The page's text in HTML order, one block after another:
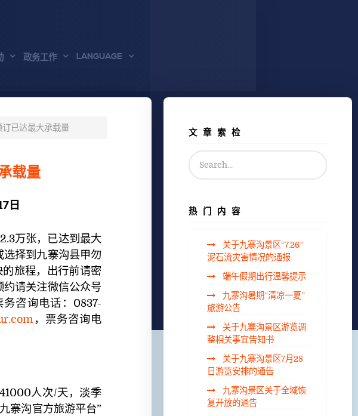
政务工作 LANGUAGE
已达最大承载量
载量
日
万张，已达到最大
择到九寨沟县甲勿
旅程，出行前请密
请关注微信公众号
咨询电话：0837-
，票务咨询电
人次/天，淡季
寨沟官方旅游平台”
文章索检
热门内容
关于九寨沟景区“7.26”
泥石流灾害情况的通报
端午假期出行温馨提示
九寨沟暑期“清凉一夏”
旅游公告
关于九寨沟景区游览调
整相关事宜告知书
关于九寨沟景区7月28
日游览安排的通告
九寨沟景区关于全域恢
复开放的通告